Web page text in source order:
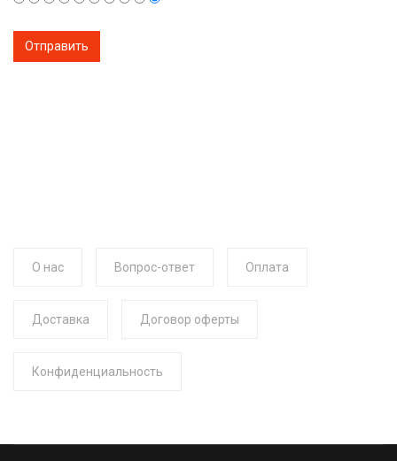
О нас Вопрос-ответ Оплата
Доставка Договор оферты
Конфиденциальность